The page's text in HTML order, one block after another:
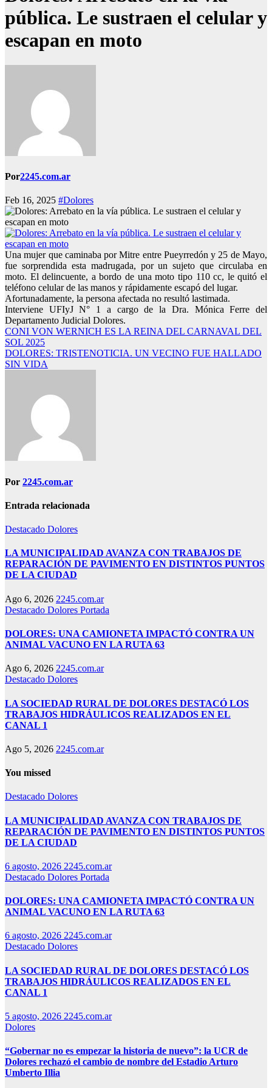
pública. Le sustraen el celular y
escapan en moto
Por2245.com.ar
Feb 16, 2025 #Dolores
Una mujer que caminaba por Mitre entre Pueyrredón y 25 de Mayo,
fue sorprendida esta madrugada, por un sujeto que circulaba en
moto. El delincuente, a bordo de una moto tipo 110 cc, le quitó el
teléfono celular de las manos y rápidamente escapó del lugar.
Afortunadamente, la persona afectada no resultó lastimada.
Interviene UFIyJ N° 1 a cargo de la Dra. Mónica Ferre del
Departamento Judicial Dolores.
Navegación
de
entradas
CONI VON WERNICH ES LA REINA DEL CARNAVAL DEL
SOL 2025
DOLORES: TRISTENOTICIA. UN VECINO FUE HALLADO
SIN VIDA
Por 2245.com.ar
Entrada relacionada
Destacado Dolores
LA MUNICIPALIDAD AVANZA CON TRABAJOS DE
REPARACIÓN DE PAVIMENTO EN DISTINTOS PUNTOS
DE LA CIUDAD
Ago 6, 2026 2245.com.ar
Destacado Dolores Portada
DOLORES: UNA CAMIONETA IMPACTÓ CONTRA UN
ANIMAL VACUNO EN LA RUTA 63
Ago 6, 2026 2245.com.ar
Destacado Dolores
LA SOCIEDAD RURAL DE DOLORES DESTACÓ LOS
TRABAJOS HIDRÁULICOS REALIZADOS EN EL
CANAL 1
Ago 5, 2026 2245.com.ar
You missed
Destacado Dolores
LA MUNICIPALIDAD AVANZA CON TRABAJOS DE
REPARACIÓN DE PAVIMENTO EN DISTINTOS PUNTOS
DE LA CIUDAD
6 agosto, 2026 2245.com.ar
Destacado Dolores Portada
DOLORES: UNA CAMIONETA IMPACTÓ CONTRA UN
ANIMAL VACUNO EN LA RUTA 63
6 agosto, 2026 2245.com.ar
Destacado Dolores
LA SOCIEDAD RURAL DE DOLORES DESTACÓ LOS
TRABAJOS HIDRÁULICOS REALIZADOS EN EL
CANAL 1
5 agosto, 2026 2245.com.ar
Dolores
“Gobernar no es empezar la historia de nuevo”: la UCR de
Dolores rechazó el cambio de nombre del Estadio Arturo
Umberto Illia